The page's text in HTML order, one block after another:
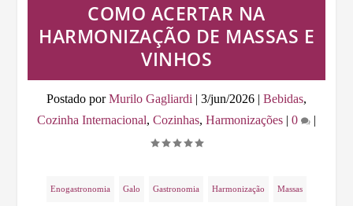
COMO ACERTAR NA
HARMONIZAÇÃO DE MASSAS E
VINHOS
Postado porMurilo Gagliardi | 3/jun/2026 | Bebidas,
Cozinha Internacional, Cozinhas, Harmonizações | 0 |
Enogastronomia Galo Gastronomia Harmonização Massas